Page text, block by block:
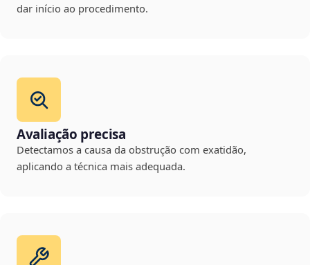
dar início ao procedimento.
Avaliação precisa
Detectamos a causa da obstrução com exatidão,
aplicando a técnica mais adequada.